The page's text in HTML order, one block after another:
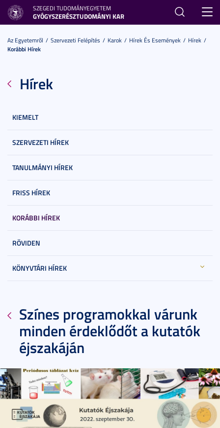
SZEGEDI TUDOMÁNYEGYETEM
GYÓGYSZERÉSZTUDOMÁNYI KAR
Az Egyetemről Szervezeti Felépítés Karok Hírek És Események
Hírek
Korábbi Hírek
Hírek
KIEMELT
SZERVEZETI HÍREK
TANULMÁNYI HÍREK
FRISS HÍREK
KORÁBBI HÍREK
RÖVIDEN
KÖNYVTÁRI HÍREK
Színes programokkal várunk
minden érdeklődőt a kutatók
éjszakáján